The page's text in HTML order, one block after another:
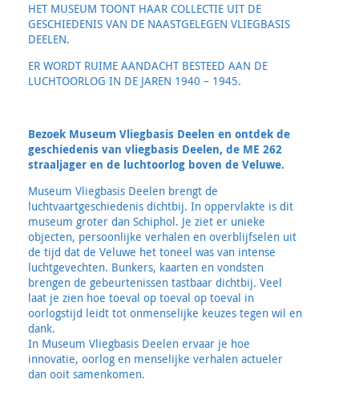
HET MUSEUM TOONT HAAR COLLECTIE UIT DE
GESCHIEDENIS VAN DE NAASTGELEGEN VLIEGBASIS
DEELEN.
ER WORDT RUIME AANDACHT BESTEED AAN DE
LUCHTOORLOG IN DE JAREN 1940 – 1945.
Bezoek Museum Vliegbasis Deelen en ontdek de
geschiedenis van vliegbasis Deelen, de ME 262
straaljager en de luchtoorlog boven de Veluwe.
Museum Vliegbasis Deelen brengt de
luchtvaartgeschiedenis dichtbij. In oppervlakte is dit
museum groter dan Schiphol. Je ziet er unieke
objecten, persoonlijke verhalen en overblijfselen uit
de tijd dat de Veluwe het toneel was van intense
luchtgevechten. Bunkers, kaarten en vondsten
brengen de gebeurtenissen tastbaar dichtbij. Veel
laat je zien hoe toeval op toeval op toeval in
oorlogstijd leidt tot onmenselijke keuzes tegen wil en
dank.
In Museum Vliegbasis Deelen ervaar je hoe
innovatie, oorlog en menselijke verhalen actueler
dan ooit samenkomen.